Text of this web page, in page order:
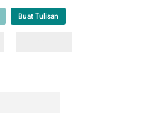
Buat Tulisan